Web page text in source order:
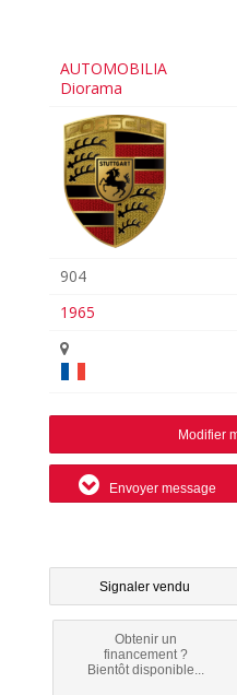
AUTOMOBILIA
Diorama
904
1965
Modifier
Envoyer message
Signaler vendu
Obtenir un
financement ?
Bientôt disponible...